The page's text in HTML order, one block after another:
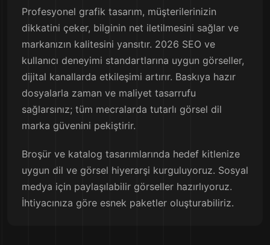
Profesyonel grafik tasarım, müşterilerinizin
dikkatini çeker, bilginin net iletilmesini sağlar ve
markanızın kalitesini yansıtır. 2026 SEO ve
kullanıcı deneyimi standartlarına uygun görseller,
dijital kanallarda etkileşimi artırır. Baskıya hazır
dosyalarla zaman ve maliyet tasarrufu
sağlarsınız; tüm mecralarda tutarlı görsel dil
marka güvenini pekiştirir.
Broşür ve katalog tasarımlarında hedef kitlenize
uygun dil ve görsel hiyerarşi kurguluyoruz. Sosyal
medya için paylaşılabilir görseller hazırlıyoruz.
İhtiyacınıza göre esnek paketler oluşturabiliriz.